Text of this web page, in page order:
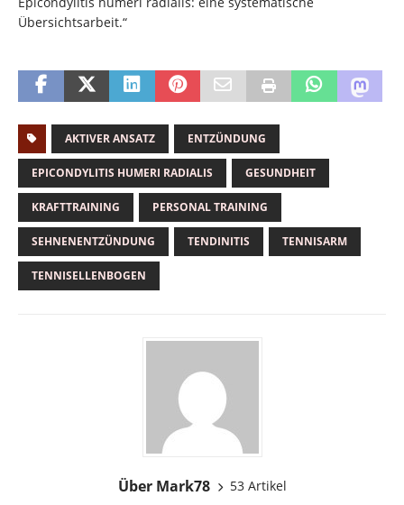
Übersichtsarbeit.“
AKTIVER ANSATZ ENTZÜNDUNG
EPICONDYLITIS HUMERI RADIALIS GESUNDHEIT
KRAFTTRAINING PERSONAL TRAINING
SEHNENENTZÜNDUNG TENDINITIS TENNISARM
TENNISELLENBOGEN
Über Mark78
53 Artikel